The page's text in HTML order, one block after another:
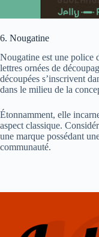
6. Nougatine
Nougatine est une police
lettres ornées de
découpées s’inscrivent
dans le milieu de la
Étonnamment, elle
aspect classique.
une marque possédant
communauté.